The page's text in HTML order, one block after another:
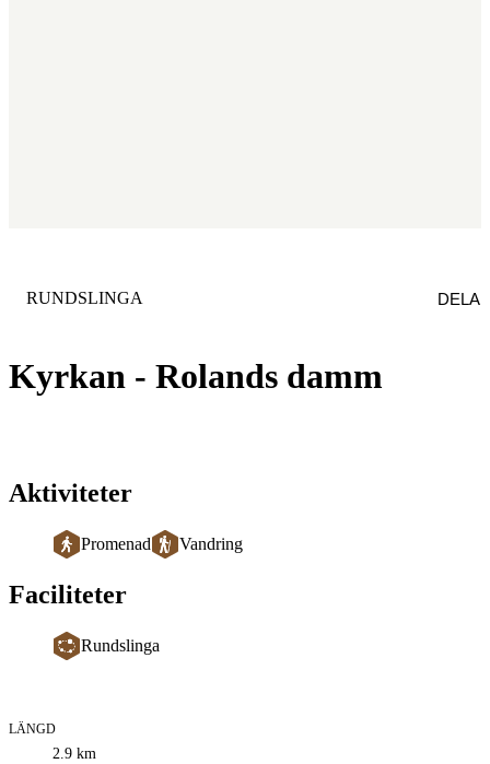
Kyrkan - Rolands damm
KATEGORI:
RUNDSLINGA DELA
Aktiviteter
Promenad Vandring
Faciliteter
Rundslinga
Information
LÄNGD
2.9 km